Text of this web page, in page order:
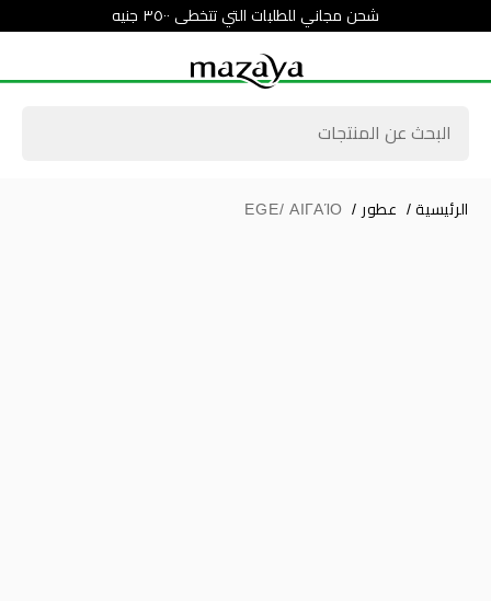
شحن مجاني للطلبات التي تتخطى ٣٥٠٠ جنيه
الرئيسية / عطور /
EGE/ ΑΙΓΑΊΟ